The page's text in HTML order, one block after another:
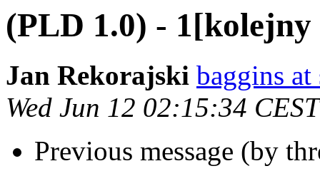
(PLD 1.0) - 1[kolejny
Jan Rekorajski baggins
Wed Jun 12 02:15:34
Previous message (by